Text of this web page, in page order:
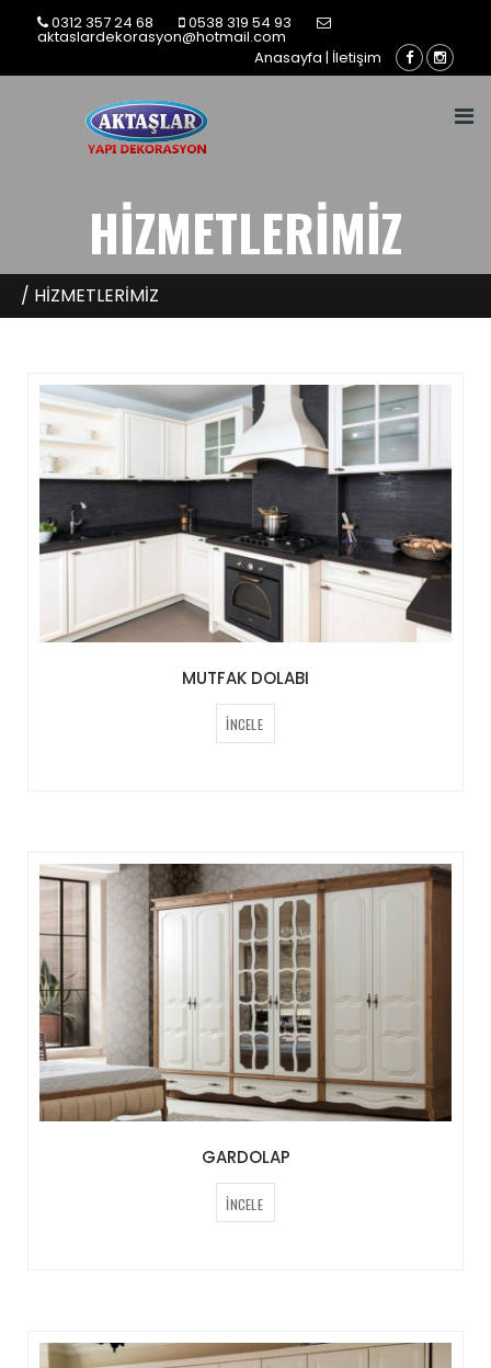
0312 357 24 68 0538 319 54 93
aktaslardekorasyon@hotmail.com
Anasayfa | İletişim
HİZMETLERİMİZ
/ HİZMETLERİMİZ
MUTFAK DOLABI
İNCELE
GARDOLAP
İNCELE